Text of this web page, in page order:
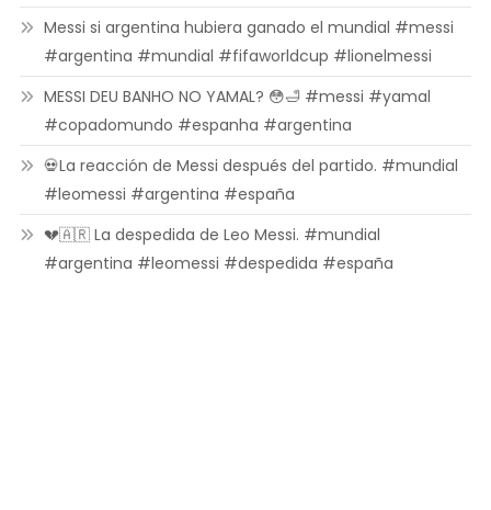
Messi si argentina hubiera ganado el mundial #messi
#argentina #mundial #fifaworldcup #lionelmessi
MESSI DEU BANHO NO YAMAL? 😳🛁 #messi #yamal
#copadomundo #espanha #argentina
💀La reacción de Messi después del partido. #mundial
#leomessi #argentina #españa
💔🇦🇷 La despedida de Leo Messi. #mundial
#argentina #leomessi #despedida #españa